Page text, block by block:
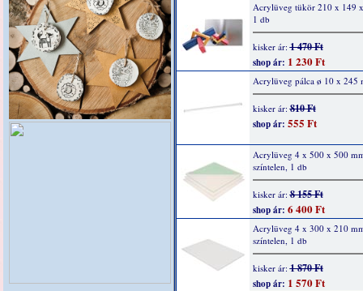
Acrylüveg tükör 210 x 149
1 db
kisker ár:1 470 Ft
shop ár: 1 230 Ft
Acrylüveg pálca ø 10 x 245
kisker ár:810 Ft
shop ár: 555 Ft
Acrylüveg 4 x 500 x 500
színtelen, 1 db
kisker ár:8 155 Ft
shop ár: 6 400 Ft
Acrylüveg 4 x 300 x 210
színtelen, 1 db
kisker ár:1 870 Ft
shop ár: 1 570 Ft